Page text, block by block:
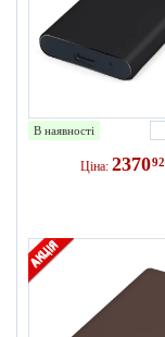
В наявності
Ціна: 237092